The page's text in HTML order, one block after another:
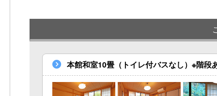
本館和室10畳（トイレ付バスなし）※階段